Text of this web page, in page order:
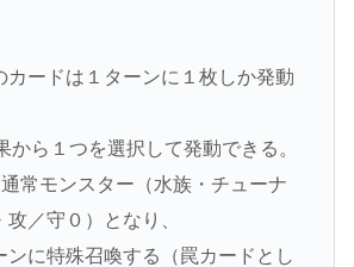
カードは１ターンに１枚しか発動
から１つを選択して発動できる。
常モンスター（水族・チューナ
／守０）となり、
ンに特殊召喚する（罠カードとし